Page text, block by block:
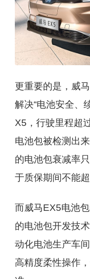
更重要的是，威
解决“电池安全、
X5，行驶里程超
电池包被检测出
的电池包衰减率
于质保期间不能
而威马EX5电池
的电池包开发技
动化电池生产车
高精度柔性操作